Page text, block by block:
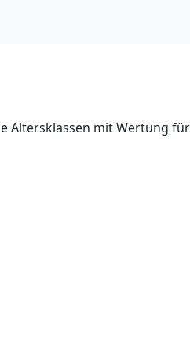
mit Wertung